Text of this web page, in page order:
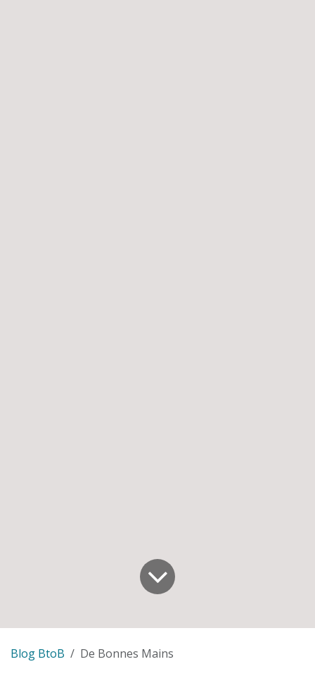
Blog BtoB De Bonnes Mains